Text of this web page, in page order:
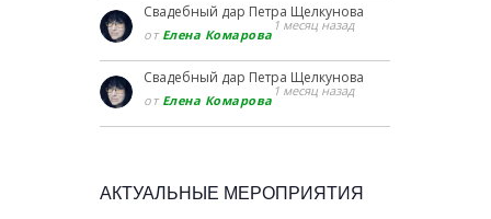
Свадебный дар Петра Щелкунова
от Елена Комарова
1 месяц назад
Свадебный дар Петра Щелкунова
от Елена Комарова
1 месяц назад
АКТУАЛЬНЫЕ МЕРОПРИЯТИЯ